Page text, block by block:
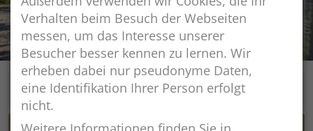
Verhalten beim Besuch der Webseiten
messen, um das Interesse unserer
Besucher besser kennen zu lernen. Wir
erheben dabei nur pseudonyme Daten,
eine Identifikation Ihrer Person erfolgt
nicht.